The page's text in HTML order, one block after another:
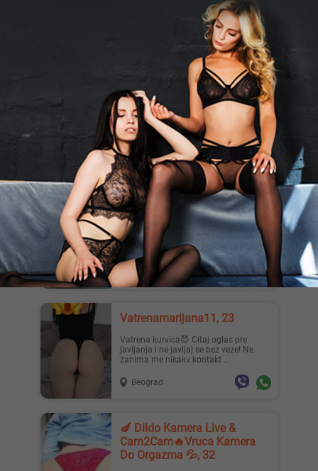
jebozovna Anja. Pre svega da se
razumemo,pre prvog online-a uzivo ...
Mamica Kamerica 👠💦💦, 33
Zelis iskusiti najbrutalniji online 💦 Zelis
da ti ispunim sve svoje fantazije😈
Onda nemoj cekati ...
Novi Sad
Jov_Anica_Hot, 21
21 godina, 170cm/63kg, brineta,
neodoljiva stopala i obline, piši mi na
Telegramu 💋 Poruke ovde i...
Beograd
Vatrenamarijana11, 23
Vatrena kurvica😈 Citaj oglas pre
javljanja i ne javljaj se bez veze! Ne
zanima me nikakv kontakt ...
Beograd
🍆 Dildo Kamera Live &
Cam2Cam🔥Vruca Kamera
Do Orgazma 💦, 32